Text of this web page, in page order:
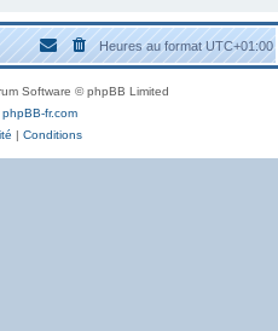
Heures au formatUTC+01:00
Software © phpBB Limited
phpBB-fr.com
| Conditions